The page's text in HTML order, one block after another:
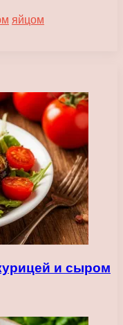
яйцом
и сыром